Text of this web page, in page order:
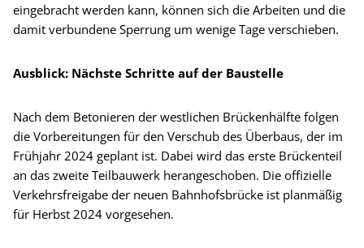
eingebracht werden kann, können sich die Arbeiten und die
damit verbundene Sperrung um wenige Tage verschieben.
Ausblick: Nächste Schritte auf der Baustelle
Nach dem Betonieren der westlichen Brückenhälfte folgen
die Vorbereitungen für den Verschub des Überbaus, der im
Frühjahr 2024 geplant ist. Dabei wird das erste Brückenteil
an das zweite Teilbauwerk herangeschoben. Die offizielle
Verkehrsfreigabe der neuen Bahnhofsbrücke ist planmäßig
für Herbst 2024 vorgesehen.